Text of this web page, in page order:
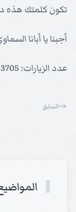
تكون كلمتك هذه
أجبنا يا أبانا
عدد الزيارات: 3705
السابق